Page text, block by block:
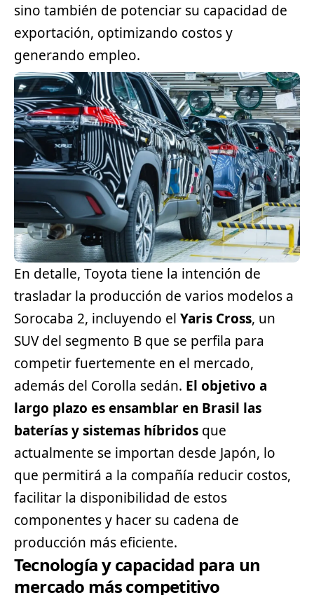
sino también de potenciar su capacidad de
exportación, optimizando costos y
generando empleo.
En detalle, Toyota tiene la intención de
trasladar la producción de varios modelos a
Sorocaba 2, incluyendo el Yaris Cross, un
SUVdel segmento B que se perfila para
competir fuertemente en el mercado,
además del Corolla sedán. El objetivo a
largo plazo es ensamblar en Brasil las
baterías y sistemas híbridos que
actualmente se importan desde Japón, lo
que permitirá a la compañía reducir costos,
facilitar la disponibilidad de estos
componentes y hacer su cadena de
producción más eficiente.
Tecnología y capacidad para un
mercado más competitivo